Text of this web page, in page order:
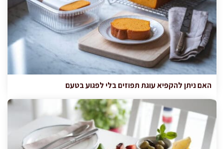
האם ניתן להקפיא עוגת תפוזים בלי לפגוע בטעם